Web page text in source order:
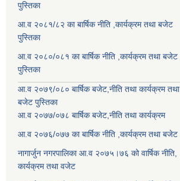
पुस्तिका
आ.व २०८१/८२ का बार्षिक नीति ,कार्यक्रम तथा बजेट
पुस्तिका
आ.व २०८०/०८१ का बार्षिक नीति ,कार्यक्रम तथा बजेट
पुस्तिका
आ.व २०७९/०८० बार्षिक बजेट,नीति तथा कार्यक्रम तथा
बजेट पुस्तिका
आ.व २०७७/०७८ बार्षिक बजेट,नीति तथा कार्यक्रम
आ.व २०७६/०७७ का बार्षिक नीति ,कार्यक्रम तथा बजेट
नागार्जुन नगरपालिका आ.व २०७५।७६ को वार्षिक नीति,
कार्यक्रम तथा वजेट